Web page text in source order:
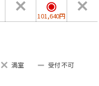
をご用意いたします。
せる、満たすスープか
地いい時間をお過ごし
101,640円
満室
受付不可